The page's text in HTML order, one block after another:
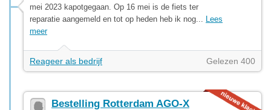
mei 2023 kapotgegaan. Op 16 mei is de fiets ter
reparatie aangemeld en tot op heden heb ik nog... Lees
meer
Reageer als bedrijf Gelezen 400
Bestelling Rotterdam AGO-X